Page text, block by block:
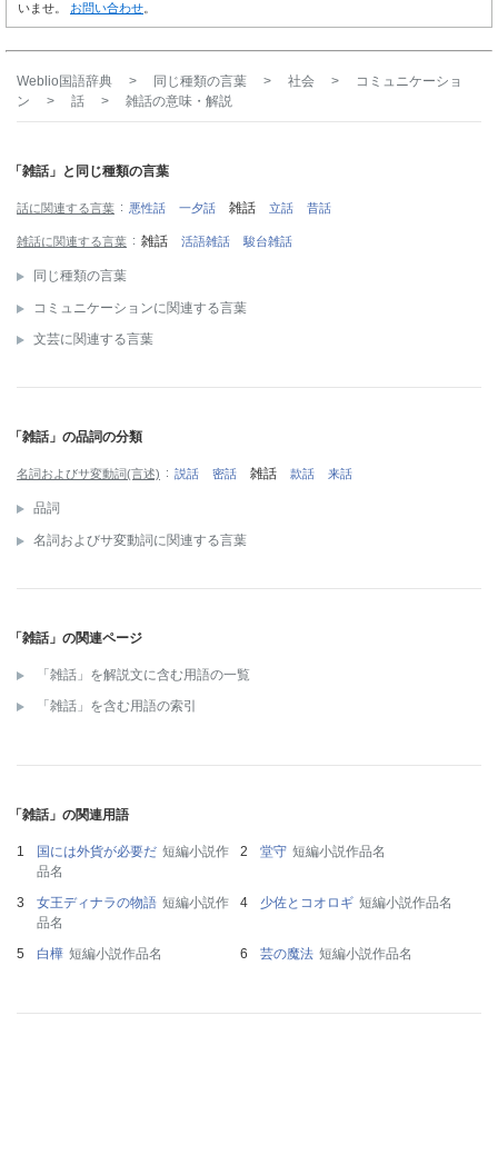
いませ。 お問い合わせ
Weblio国語辞典 > 同じ種類の言葉 > 社会 >
コミュニケーショ
ン
> 話 > 雑話の意味・解説
「雑話」と同じ種類の言葉
話に関連する言葉 悪性話 一夕話 雑話 立話 昔話
雑話に関連する言葉 雑話 活語雑話 駿台雑話
同じ種類の言葉
コミュニケーションに関連する言葉
文芸に関連する言葉
「雑話」の品詞の分類
名詞およびサ変動詞(言述) 説話 密話 雑話 款話 来話
品詞
名詞およびサ変動詞に関連する言葉
「雑話」の関連ページ
「雑話」を解説文に含む用語の一覧
「雑話」を含む用語の索引
「雑話」の関連用語
国には外貨が必要だ 短編小説作
品名
堂守 短編小説作品名
女王ディナラの物語 短編小説作
品名
少佐とコオロギ 短編小説作品名
白樺 短編小説作品名 芸の魔法 短編小説作品名